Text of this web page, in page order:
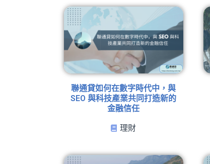
聯通貸如何在數字時代中，與
SEO 與科技產業共同打造新的
金融信任
理財